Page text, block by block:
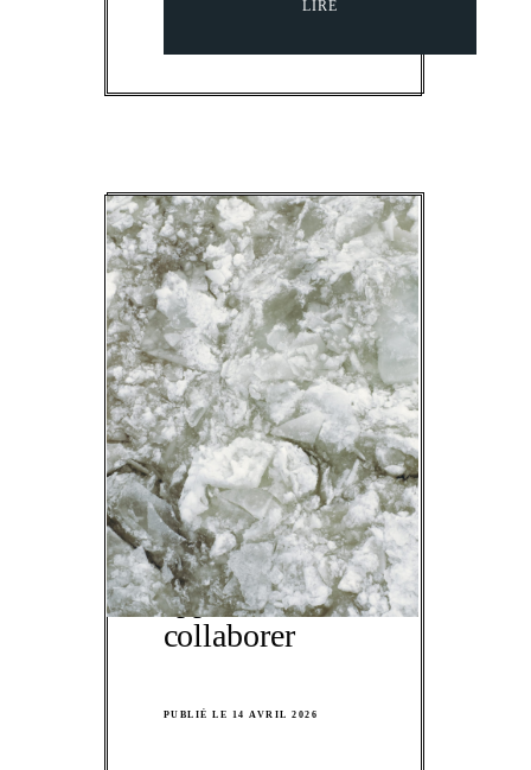
LIRE
BIENNALE DE QUÉBEC
Briser la
glace,
apprendre à
collaborer
PUBLIÉ LE 14 AVRIL 2026